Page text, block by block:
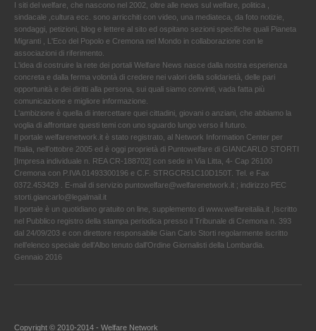
I siti del welfare, che nascono nel 2002, oltre alle news sul welfare, politica ,
sindacale ,cultura ecc. sono arricchiti con video, una mediateca, da foto notizie,
sondaggi, petizioni, blog e lettere al sito ed ospitano sezioni specifiche quali Pianeta
Migranti , L'Eco del Popolo e Cremona nel Mondo in collaborazione con le
associazioni di riferimento.
L'idea di costruire la rete dei portali Welfare News nasce dalla nostra esperienza
concreta e dalla ferma volontà di credere nei valori della solidarietà, delle pari
opportunità e dei diritti alla persona, sui quali siamo convinti, vada fatta più
comunicazione e migliore informazione.
L'ambizione è quella di intercettare quei cittadini, giovani o anziani, che abbiamo la
voglia di affrontare questi temi con uno sguardo lungo verso il futuro.
Il portale welfarenetwork.it è stato registrato, al Network Information Center per
l'Italia, nell’ottobre 2005 ed è oggi proprietà di Puntowelfare di GIANCARLO STORTI
[Impresa individuale n. REA CR-188702] con sede in Via Litta, 4- Cap 26100
Cremona con P.IVA 01493300196 e C.F. STRGCR51C10D150T. Tel. e Fax
0372.453429 . E-mail di servizio puntowelfare@welfarenetwork.it ; indirizzo PEC
storti.giancarlo@legalmail.it
Il portale è un quotidiano gratuito on line, supplemento di www.welfareitalia.it ,Iscritto
nel Pubblico registro della stampa periodica presso il Tribunale di Cremona n. 393
dal 24/09/203 e con direttore responsabile Gian Carlo Storti regolarmente iscritto
nell’elenco speciale dell’Albo tenuto dall’Ordine Giornalisti della Lombardia.
Gennaio 2016
Copyright © 2010-2014 - Welfare Network